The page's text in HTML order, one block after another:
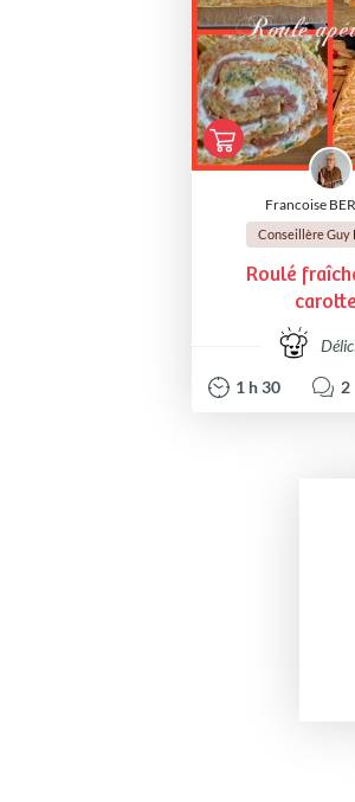
Francoise
Conseillère Guy
Roulé
1 h30 2